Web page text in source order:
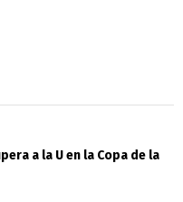
a la U en la Copa de la